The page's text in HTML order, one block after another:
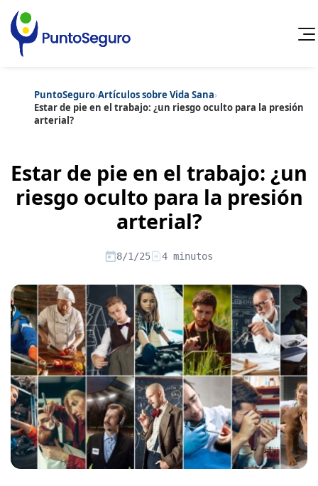
Cancelar
Artículos sobre Otros Seguros
Artículos sobre Seguros de Auto
Artículos sobre Seguros de Hogar
Artículos sobre Seguros de Salud Contenido extra
Artículos sobre Convenios Colectivos
Artículos sobre Seguros de Vida Hipoteca
Artículos sobre la Jubilación
PuntoSeguro›Artículos sobre Vida Sana›
Estar de pie en el trabajo: ¿un riesgo oculto para la presión
arterial?
Estar de pie en el trabajo: ¿un
riesgo oculto para la presión
arterial?
8/1/25 4 minutos